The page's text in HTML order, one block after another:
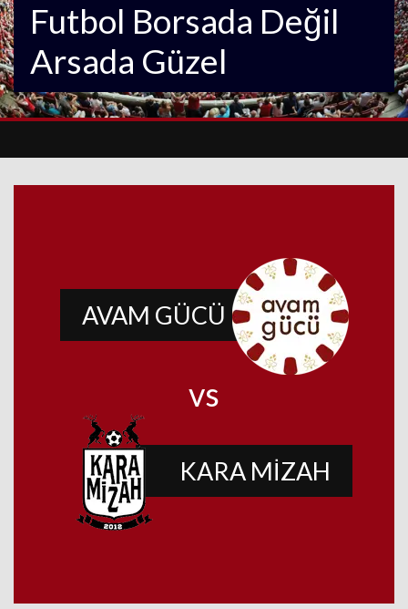
Futbol Borsada Değil
Arsada Güzel
AVAM GÜCÜ
vs
KARA MİZAH